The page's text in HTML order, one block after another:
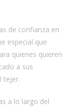
de confianza en
especial que
quienes quieren
a sus
tejer.
a lo largo del